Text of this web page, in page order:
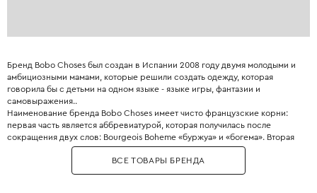
Бренд Bobo Choses был создан в Испании 2008 году двумя молодыми и
амбициозными мамами, которые решили создать одежду, которая
говорила бы с детьми на одном языке - языке игры, фантазии и
самовыражения..
Наименование бренда Bobo Choses имеет чисто французские корни:
первая часть является аббревиатурой, которая получилась после
сокращения двух слов: Bourgeois Boheme «буржуа» и «богема». Вторая
часть переводится как «вещи».
Главное отличие Bobo Choses - узнаваемый художественный стиль:
наивные принты, комфортные свободные силуэты и использование
ВСЕ ТОВАРЫ БРЕНДА